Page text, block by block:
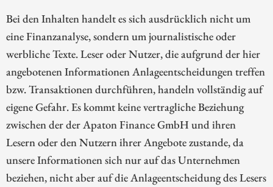
Bei den Inhalten handelt es sich ausdrücklich nicht um
eine Finanzanalyse, sondern um journalistische oder
werbliche Texte. Leser oder Nutzer, die aufgrund der hier
angebotenen Informationen Anlageentscheidungen treffen
bzw. Transaktionen durchführen, handeln vollständig auf
eigene Gefahr. Es kommt keine vertragliche Beziehung
zwischen der der Apaton Finance GmbH und ihren
Lesern oder den Nutzern ihrer Angebote zustande, da
unsere Informationen sich nur auf das Unternehmen
beziehen, nicht aber auf die Anlageentscheidung des Lesers